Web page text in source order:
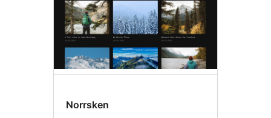
Norrsken